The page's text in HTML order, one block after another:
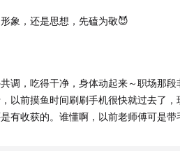
象，还是思想，先磕为敬😈
调，吃得干净，身体动起来～职场那段
以前摸鱼时间刷刷手机很快就过去了，
有收获的。谁懂啊，以前老师傅可是带